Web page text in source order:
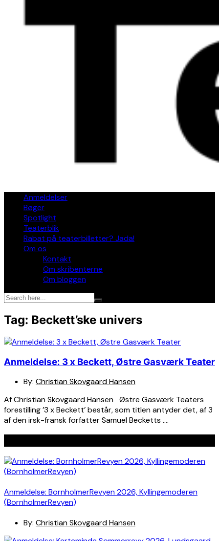
Anmeldelser
Bøger
Spotlight
Teaterblik
Rabat på teaterbilletter? Jada!
Om os
Kontakt
Om skribenterne
Om bloggen
Tag: Beckett’ske univers
Anmeldelse: 3 x Beckett, Østre Gasværk Teater
By: Christian Skovgaard Hansen
Af Christian Skovgaard Hansen Østre Gasværk Teaters
forestilling ’3 x Beckett’ består, som titlen antyder det, af 3
af den irsk-fransk forfatter Samuel Becketts ….
Anmeldelse: BornholmerRevyen 2026, Kyllingemoderen
(BornholmerRevyen)
By: Christian Skovgaard Hansen